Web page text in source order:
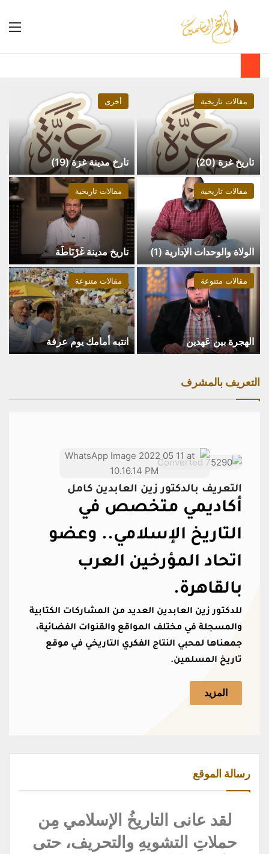
مقالات تاريخية
تاريخ غزة (20)
أخرى
تارخ مدينة غزة (19)
مقالات تاريخية
الولاة والوحدات الإدارية (1)
مقالات تاريخية
تاريخ مدينة غَرْنَاطَة
مقالات متنوعة
الهجرة بين عَهدين
مقالات متنوعة
انتبه أمامك يوم عرفة
التعريف بالمشرف
التعريف بالدكتور زين العابدين كامل
أكاديمي متخصص في
التاريخ الإسلامي.. وعضو
اتحاد المؤرخين العرب
بالقاهرة.
للدكتور زين العابدين العديد من المشاركات الكتابية
والمسجلة في مختلف المواقع والقنوات الفضائية،
جمعناها لمحبي النتاج الفكري التاريخي في موقع
تاريخ المسلمين.
المزيد
رسالة الموقع
لقد عانى التاريخُ الإسلامي مِن
حملاتِ التشويهِ والتحريف، حتى